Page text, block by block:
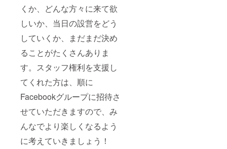
くか、どんな方々に来て欲
しいか、当日の設営をどう
していくか、まだまだ決め
ることがたくさんありま
す。スタッフ権利を支援し
てくれた方は、順に
Facebookグループに招待さ
せていただきますので、み
んなでより楽しくなるよう
に考えていきましょう！